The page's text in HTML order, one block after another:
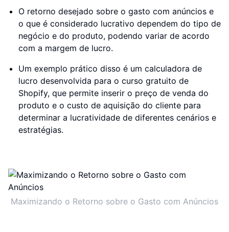
O retorno desejado sobre o gasto com anúncios e
o que é considerado lucrativo dependem do tipo de
negócio e do produto, podendo variar de acordo
com a margem de lucro.
Um exemplo prático disso é um calculadora de
lucro desenvolvida para o curso gratuito de
Shopify, que permite inserir o preço de venda do
produto e o custo de aquisição do cliente para
determinar a lucratividade de diferentes cenários e
estratégias.
Maximizando o Retorno sobre o Gasto com Anúncios